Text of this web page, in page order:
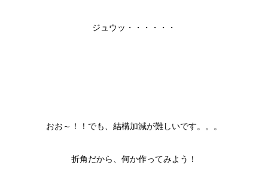
ジュウッ・・・・・・
おお～！！でも、結構加減が難しいです。。。
折角だから、何か作ってみよう！